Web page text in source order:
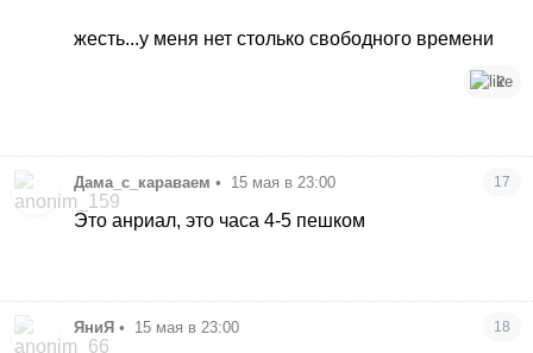
жесть...у меня нет столько свободного времени
2
Дама_с_караваем • 15 мая в 23:00 17
Это анриал, это часа 4-5 пешком
ЯниЯ • 15 мая в 23:00 18